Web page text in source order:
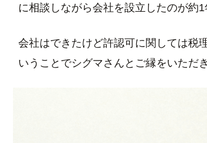
に相談しながら会社を設立したのが約1
会社はできたけど許認可に関しては税
いうことでシグマさんとご縁をいただ